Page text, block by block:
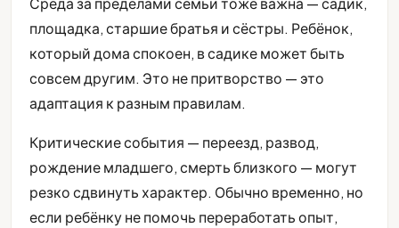
площадка, старшие братья и сёстры. Ребёнок,
который дома спокоен, в садике может быть
совсем другим. Это не притворство — это
адаптация к разным правилам.
Критические события — переезд, развод,
рождение младшего, смерть близкого — могут
резко сдвинуть характер. Обычно временно, но
если ребёнку не помочь переработать опыт,